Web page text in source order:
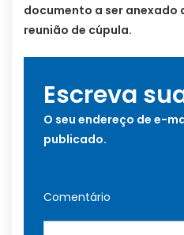
documento a ser anexado
reunião de cúpula.
Escreva
O seu endereço de e-
publicado.
Comentário